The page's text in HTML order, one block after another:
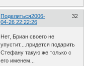
Поделиться 32
2006-
04-26 22:22:26
Нет, Бриан своего не
упустит....придется подарить
Стефану такую же только с
его именем...